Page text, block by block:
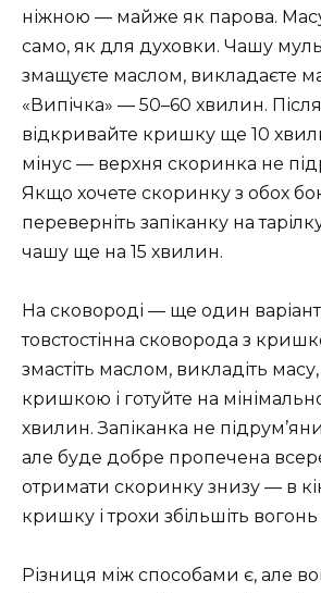
ніжною — майже як парова. Масу
само, як для духовки. Чашу
змащуєте маслом, викладаєте
«Випічка» — 50–60 хвилин.
відкривайте кришку ще 10
мінус — верхня скоринка не
Якщо хочете скоринку з обох
переверніть запіканку на
чашу ще на 15 хвилин.
На сковороді — ще один
товстостінна сковорода з
змастіть маслом, викладіть
кришкою і готуйте на
хвилин. Запіканка не
але буде добре пропечена
отримати скоринку знизу — в
кришку і трохи збільшіть
Різниця між способами є, але